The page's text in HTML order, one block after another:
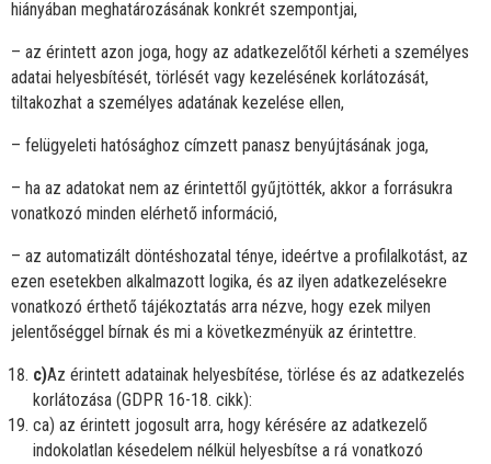
hiányában meghatározásának konkrét szempontjai,
– az érintett azon joga, hogy az adatkezelőtől kérheti a személyes
adatai helyesbítését, törlését vagy kezelésének korlátozását,
tiltakozhat a személyes adatának kezelése ellen,
– felügyeleti hatósághoz címzett panasz benyújtásának joga,
– ha az adatokat nem az érintettől gyűjtötték, akkor a forrásukra
vonatkozó minden elérhető információ,
– az automatizált döntéshozatal ténye, ideértve a profilalkotást, az
ezen esetekben alkalmazott logika, és az ilyen adatkezelésekre
vonatkozó érthető tájékoztatás arra nézve, hogy ezek milyen
jelentőséggel bírnak és mi a következményük az érintettre.
c)Az érintett adatainak helyesbítése, törlése és az adatkezelés
korlátozása (GDPR 16-18. cikk):
ca) az érintett jogosult arra, hogy kérésére az adatkezelő
indokolatlan késedelem nélkül helyesbítse a rá vonatkozó